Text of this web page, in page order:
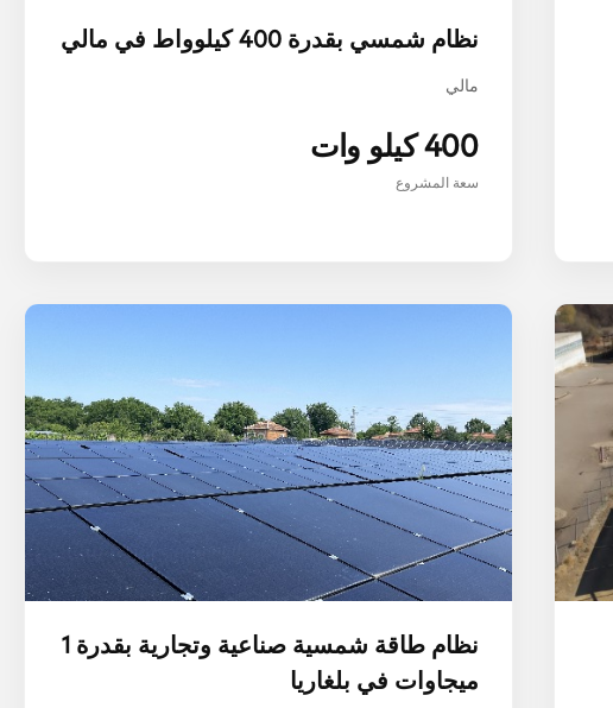
نظام شمسي بقدرة 400 كيلوواط في مالي
مالي
400 كيلو وات
سعة المشروع
نظام طاقة شمسية صناعية وتجارية بقدرة 1
ميجاوات في بلغاريا